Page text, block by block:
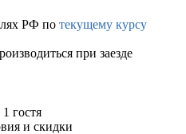
РФ по текущему курсу
при заезде
гостя
и скидки